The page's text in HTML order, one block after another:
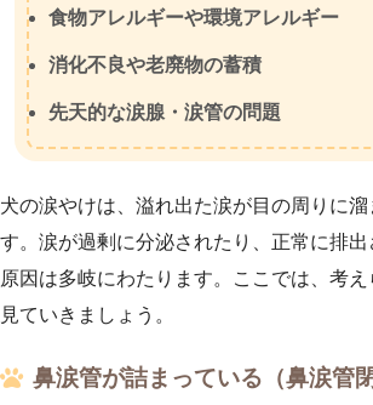
食物アレルギーや環境アレルギー
消化不良や老廃物の蓄積
先天的な涙腺・涙管の問題
犬の涙やけは、溢れ出た涙が目の周りに溜
す。涙が過剰に分泌されたり、正常に排
原因は多岐にわたります。ここでは、考え
見ていきましょう。
鼻涙管が詰まっている（鼻涙管閉